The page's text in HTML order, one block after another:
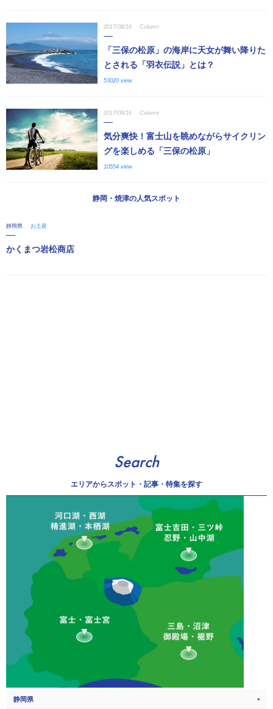
2017/08/16 Column
「三保の松原」の海岸に天女が舞い降りた
とされる「羽衣伝説」とは？
53020 view
2017/08/16 Column
気分爽快！富士山を眺めながらサイクリン
グを楽しめる「三保の松原」
10554 view
静岡・焼津の人気スポット
静岡県 お土産
かくまつ岩松商店
Search
エリアからスポット・記事・特集を探す
静岡県